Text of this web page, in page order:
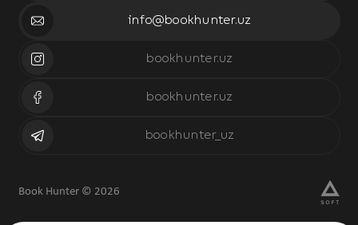
info@bookhunter.uz
bookhunter.uz
bookhunter.uz
bookhunter_uz
Book Hunter © 2026